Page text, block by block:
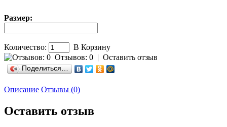
Размер:
Количество:
В Корзину
Отзывов: 0 | Оставить отзыв
Поделиться…
Описание Отзывы (0)
Оставить отзыв